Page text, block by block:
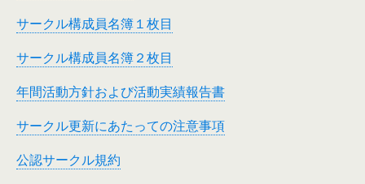
サークル構成員名簿１枚目
サークル構成員名簿２枚目
年間活動方針および活動実績報告書
サークル更新にあたっての注意事項
公認サークル規約